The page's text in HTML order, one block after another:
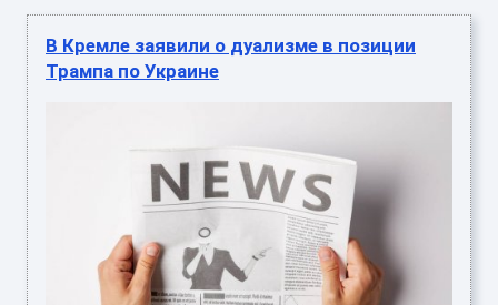
В Кремле заявили о дуализме в позиции
Трампа по Украине